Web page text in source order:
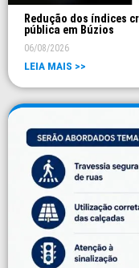
Redução dos índices
pública em Búzios
06/08/2026
LEIA MAIS >>